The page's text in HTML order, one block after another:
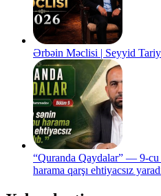
Ərbəin Məclisi | Seyyid
“Quranda Qaydalar” — 9-
harama qarşı ehtiyacsız